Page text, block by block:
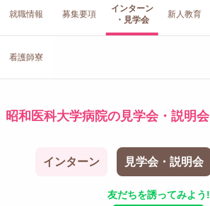
就職情報 募集要項
インターン
・見学会
新人教育
看護師寮
昭和医科大学病院の見学会・説明会
インターン 見学会・説明会
友だちを誘ってみよう!